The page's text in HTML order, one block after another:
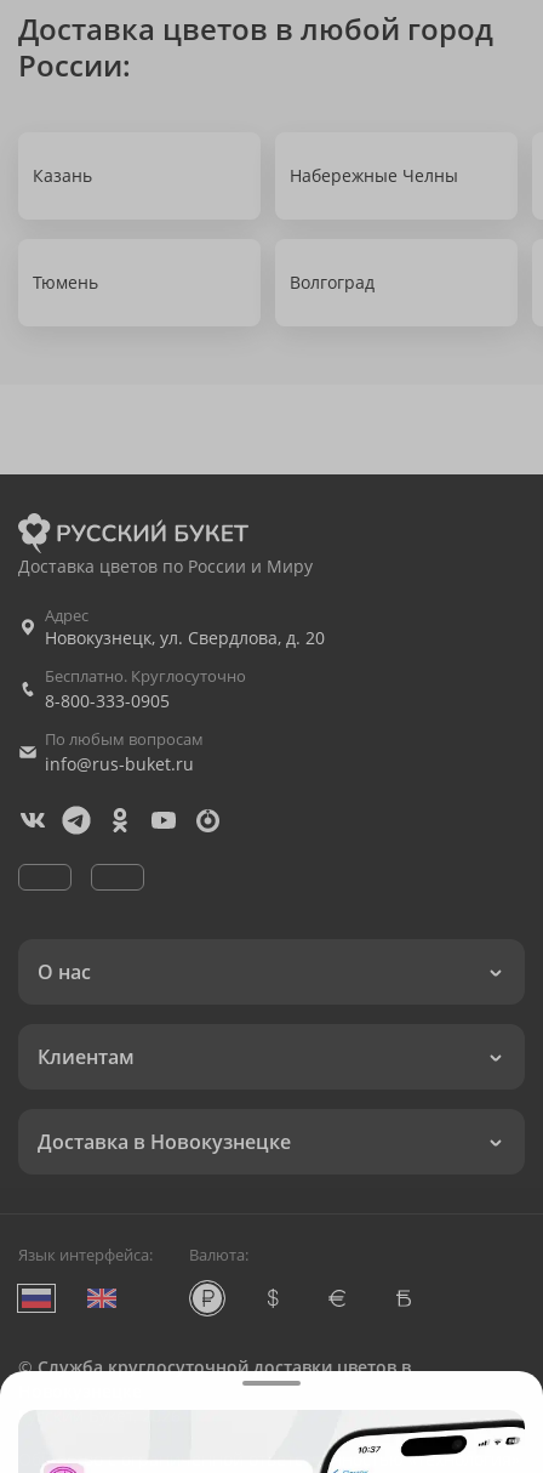
Доставка цветов в любой город
России:
Казань Набережные Челны
Тюмень Волгоград
Доставка цветов по России и Миру
Адрес
Новокузнецк, ул. Свердлова, д. 20
Бесплатно. Круглосуточно
8-800-333-0905
По любым вопросам
info@rus-buket.ru
О нас
Клиентам
Доставка в Новокузнецке
Язык интерфейса: Валюта:
©Служба круглосуточной доставки цветов в
Русский Букет, 2026
Общество с ограниченной ответственностью «Технология»